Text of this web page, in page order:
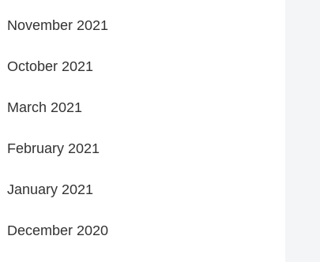
November 2021
October 2021
March 2021
February 2021
January 2021
December 2020